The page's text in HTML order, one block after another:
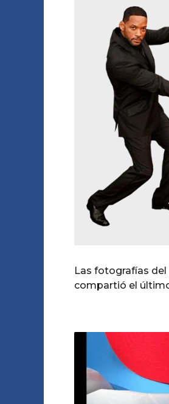
Las fotografías del
compartió el